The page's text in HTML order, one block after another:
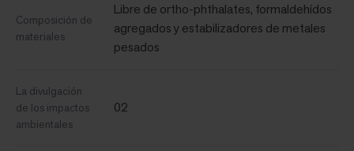
Composición de
materiales
Libre de ortho-phthalates, formaldehídos
agregados y estabilizadores de metales
pesados
La divulgación
de los impactos
ambientales
02